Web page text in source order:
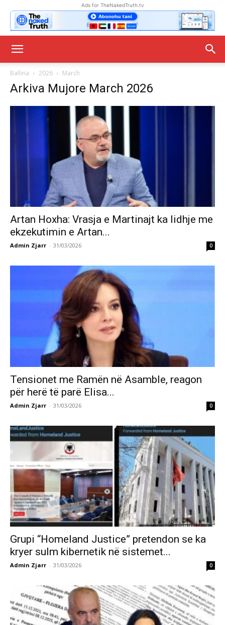
Ads for TheNakedTruth.tv
Ballina 2026 March
Arkiva Mujore March 2026
Artan Hoxha: Vrasja e Martinajt ka lidhje me
ekzekutimin e Artan...
Admin Zjarr - 31/03/2026 0
Tensionet me Ramën në Asamble, reagon
për herë të parë Elisa...
Admin Zjarr - 31/03/2026 0
Grupi “Homeland Justice” pretendon se ka
kryer sulm kibernetik në sistemet...
Admin Zjarr - 31/03/2026 0